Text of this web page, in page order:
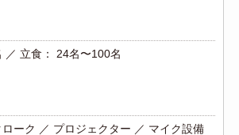
／ 立食： 24名〜100名
ーク ／ プロジェクター ／ マイク設備